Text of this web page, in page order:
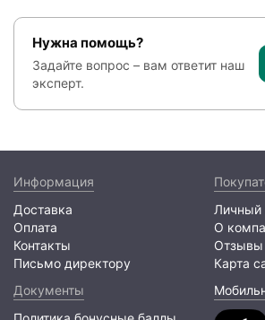
Нужна помощь?
Задайте вопрос – вам ответит наш
эксперт.
Информация
Доставка
Оплата
Контакты
Письмо директору
Личный
О
Отзывы
Карта
Документы